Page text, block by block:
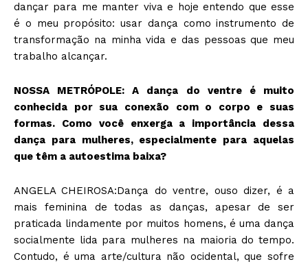
dançar para me manter viva e hoje entendo que esse
é o meu propósito: usar dança como instrumento de
transformação na minha vida e das pessoas que meu
trabalho alcançar.
NOSSA METRÓPOLE: A dança do ventre é muito
conhecida por sua conexão com o corpo e suas
formas. Como você enxerga a importância dessa
dança para mulheres, especialmente para aquelas
que têm a autoestima baixa?
ANGELA CHEIROSA:Dança do ventre, ouso dizer, é a
mais feminina de todas as danças, apesar de ser
praticada lindamente por muitos homens, é uma dança
socialmente lida para mulheres na maioria do tempo.
Contudo, é uma arte/cultura não ocidental, que sofre